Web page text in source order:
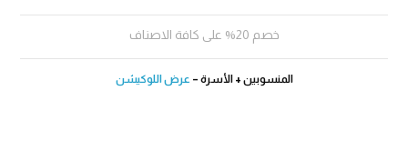
خصم 20% على كافة الاصناف
المنسوبين + الأسرة – عرض اللوكيشن